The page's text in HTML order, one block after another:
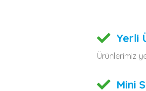
Yerli
Ürünlerimiz
Mini